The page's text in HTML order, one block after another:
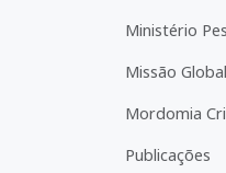
Ministério
Missão Global
Mordomia
Publicações